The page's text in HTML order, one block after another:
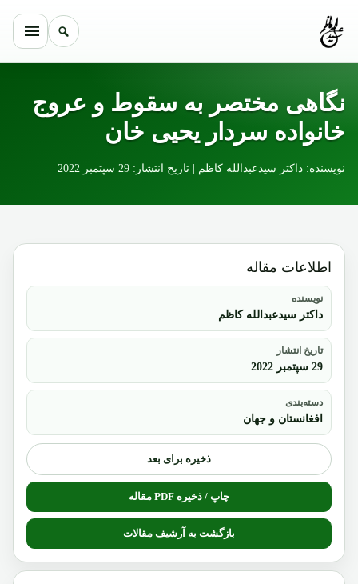
نگاهی مختصر به سقوط و عروج
خانواده سردار یحیی خان
نویسنده: داکتر سیدعبدالله کاظم | تاریخ انتشار: 29 سپتمبر 2022
اطلاعات مقاله
نویسنده
داکتر سیدعبدالله کاظم
تاریخ انتشار
29 سپتمبر 2022
دسته‌بندی
افغانستان و جهان
ذخیره برای بعد
چاپ / ذخیره PDF مقاله
بازگشت به آرشیف مقالات